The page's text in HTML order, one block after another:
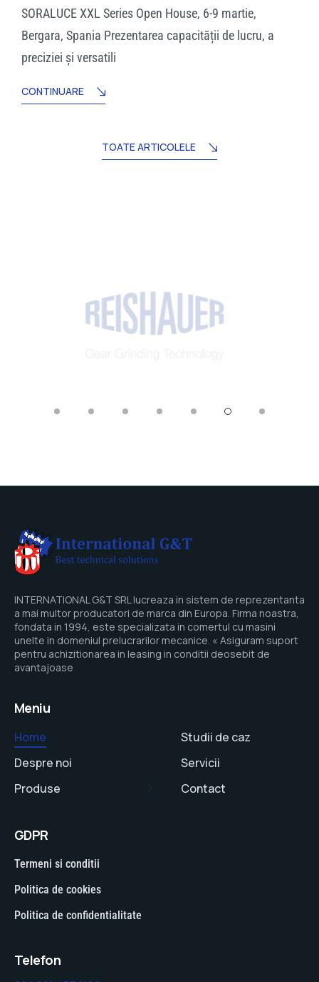
SORALUCE XXL Series Open House, 6-9 martie,
Bergara, Spania Prezentarea capacității de lucru, a
preciziei și versatili
CONTINUARE
TOATE ARTICOLELE
INTERNATIONAL G&T SRL lucreaza in sistem de reprezentanta
a mai multor producatori de marca din Europa. Firma noastra,
fondata in 1994, este specializata in comertul cu masini
unelte in domeniul prelucrarilor mecanice. « Asiguram suport
pentru achizitionarea in leasing in conditii deosebit de
avantajoase
Meniu
Home
Despre noi
Produse
Studii de caz
Servicii
Contact
GDPR
Termeni si conditii
Politica de cookies
Politica de confidentialitate
Telefon